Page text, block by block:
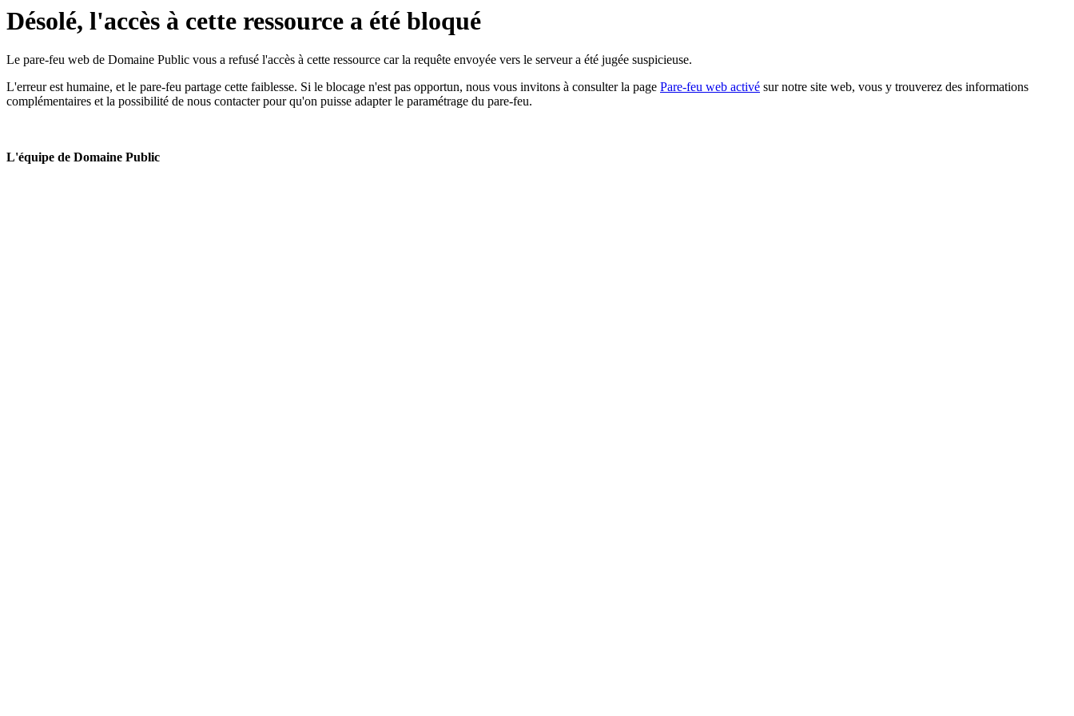
Désolé, l'accès à cette ressource a été bloqué
Le pare-feu web de Domaine Public vous a refusé l'accès à cette ressource car la requête envoyée vers le serveur a été jugée suspicieuse.
L'erreur est humaine, et le pare-feu partage cette faiblesse. Si le blocage n'est pas opportun, nous vous invitons à consulter la page Pare-feu web activé sur notre site web, vous y trouverez des informations
complémentaires et la possibilité de nous contacter pour qu'on puisse adapter le paramétrage du pare-feu.
L'équipe de Domaine Public